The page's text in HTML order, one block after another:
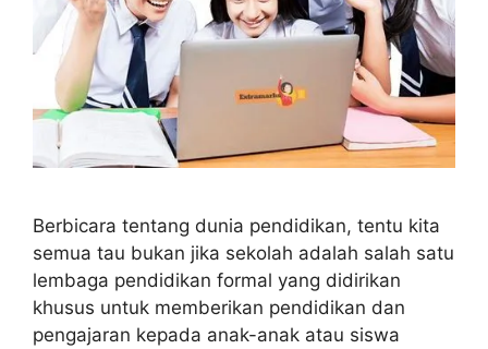
Berbicara tentang dunia pendidikan, tentu kita
semua tau bukan jika sekolah adalah salah satu
lembaga pendidikan formal yang didirikan
khusus untuk memberikan pendidikan dan
pengajaran kepada anak-anak atau siswa